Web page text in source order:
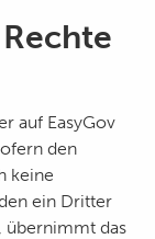
auf EasyGov
den
keine
ein Dritter
übernimmt das